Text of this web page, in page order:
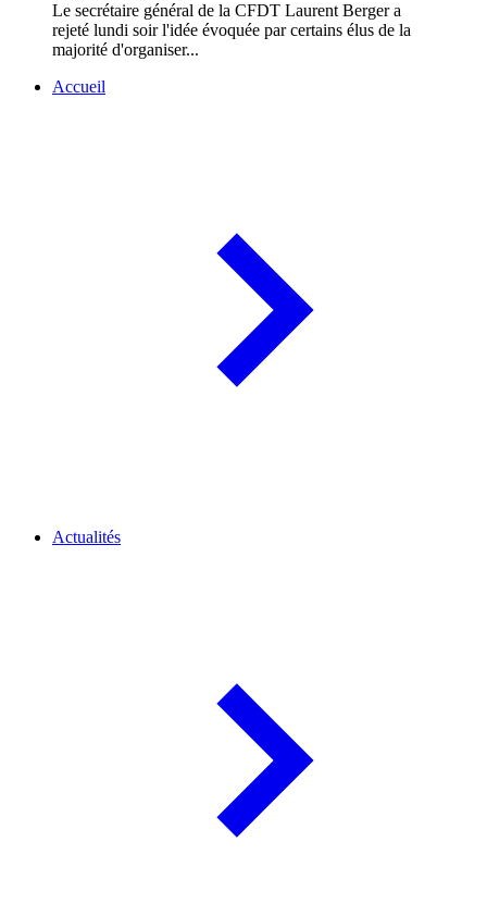
Le secrétaire général de la CFDT Laurent Berger a
rejeté lundi soir l'idée évoquée par certains élus de la
majorité d'organiser...
Accueil
Actualités